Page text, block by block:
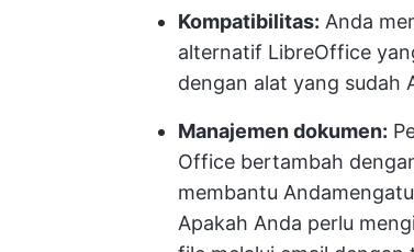
Kompatibilitas: Anda
alternatif LibreOffice
dengan alat yang sudah
Manajemen dokumen:
Office bertambah
membantu Anda
Apakah Anda perlu